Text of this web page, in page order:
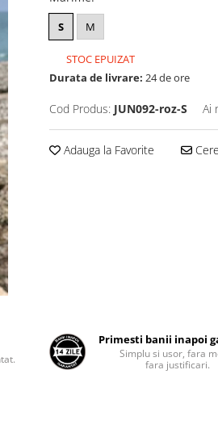
S M
STOC EPUIZAT
Durata de livrare: 24 de ore
Cod Produs: JUN092-roz-S Ai
Adauga la Favorite
Primesti banii inapoi
Simplu si usor, fara
fara justificari.